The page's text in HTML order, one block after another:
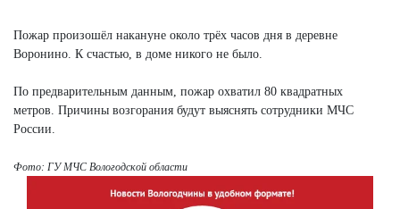
Пожар произошёл накануне около трёх часов дня в деревне
Воронино. К счастью, в доме никого не было.
По предварительным данным, пожар охватил 80 квадратных
метров. Причины возгорания будут выяснять сотрудники МЧС
России.
Фото: ГУ МЧС Вологодской области